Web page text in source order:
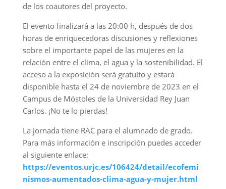
de los coautores del proyecto.
El evento finalizará a las 20:00 h, después de dos
horas de enriquecedoras discusiones y reflexiones
sobre el importante papel de las mujeres en la
relación entre el clima, el agua y la sostenibilidad. El
acceso a la exposición será gratuito y estará
disponible hasta el 24 de noviembre de 2023 en el
Campus de Móstoles de la Universidad Rey Juan
Carlos. ¡No te lo pierdas!
La jornada tiene RAC para el alumnado de grado.
Para más información e inscripción puedes acceder
al siguiente enlace:
https://eventos.urjc.es/106424/detail/ecofemi
nismos-aumentados-clima-agua-y-mujer.html